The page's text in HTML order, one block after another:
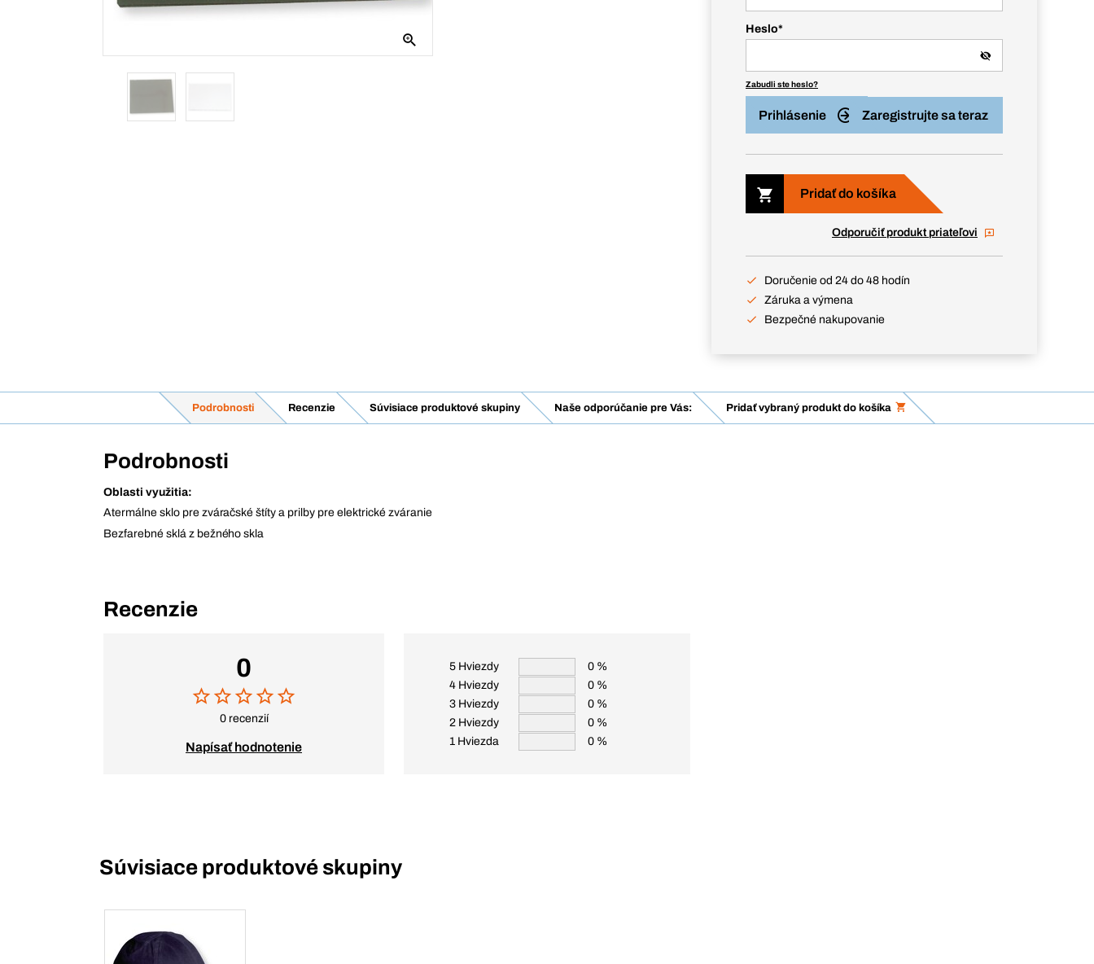
Heslo*
Zabudli ste heslo?
Prihlásenie Zaregistrujte sa teraz
Pridať do košíka
Odporučiť produkt priateľovi
Doručenie od 24 do 48 hodín
Záruka a výmena
Bezpečné nakupovanie
Podrobnosti Recenzie Súvisiace produktové skupiny Naše odporúčanie pre Vás: Pridať vybraný produkt do košíka
Podrobnosti
Oblasti využitia:
Atermálne sklo pre zváračské štíty a prilby pre elektrické zváranie
Bezfarebné sklá z bežného skla
Recenzie
0
0 recenzií
Napísať hodnotenie
5 Hviezdy
0 %
4 Hviezdy
0 %
3 Hviezdy
0 %
2 Hviezdy
0 %
1 Hviezda
0 %
Súvisiace produktové skupiny